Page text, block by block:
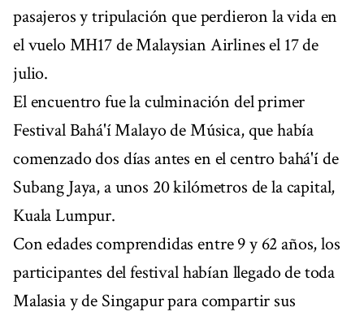
pasajeros y tripulación que perdieron la vida en
el vuelo MH17 de Malaysian Airlines el 17 de
julio.
El encuentro fue la culminación del primer
Festival Bahá'í Malayo de Música, que había
comenzado dos días antes en el centro bahá'í de
Subang Jaya, a unos 20 kilómetros de la capital,
Kuala Lumpur.
Con edades comprendidas entre 9 y 62 años, los
participantes del festival habían llegado de toda
Malasia y de Singapur para compartir sus